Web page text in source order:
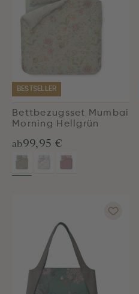
BESTSELLER
Bettbezugsset Mumbai
Morning Hellgrün
ab99,95 €